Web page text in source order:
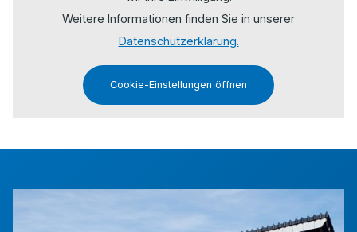
Weitere Informationen finden Sie in unserer
Datenschutzerklärung.
Cookie-Einstellungen öffnen